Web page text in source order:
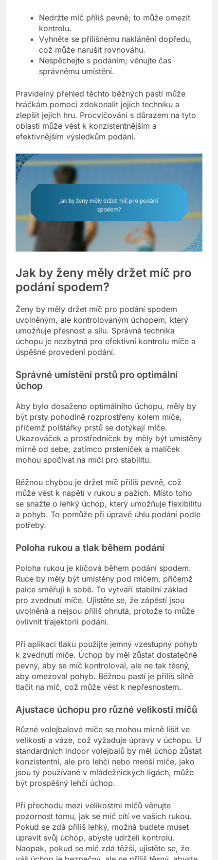
Nedržte míč příliš pevně; to může omezit
kontrolu.
Vyhněte se přílišnému naklánění dopředu,
což může narušit rovnováhu.
Nespěchejte s podáním; věnujte čas
správnému umístění.
Pravidelný přehled těchto běžných pastí může
hráčkám pomoci zdokonalit jejich techniku a
zlepšit jejich hru. Procvičování s důrazem na tyto
oblasti může vést k konzistentnějším a
efektivnějším výsledkům podání.
Jak by ženy měly držet míč pro
podání spodem?
Ženy by měly držet míč pro podání spodem
uvolněným, ale kontrolovaným úchopem, který
umožňuje přesnost a sílu. Správná technika
úchopu je nezbytná pro efektivní kontrolu míče a
úspěšné provedení podání.
Správné umístění prstů pro optimální
úchop
Aby bylo dosaženo optimálního úchopu, měly by
být prsty pohodlně rozprostřeny kolem míče,
přičemž polštářky prstů se dotýkají míče.
Ukazováček a prostředníček by měly být umístěny
mírně od sebe, zatímco prsteníček a malíček
mohou spočívat na míči pro stabilitu.
Běžnou chybou je držet míč příliš pevně, což
může vést k napětí v rukou a pažích. Místo toho
se snažte o lehký úchop, který umožňuje flexibilitu
a pohyb. To pomůže při úpravě úhlu podání podle
potřeby.
Poloha rukou a tlak během podání
Poloha rukou je klíčová během podání spodem.
Ruce by měly být umístěny pod míčem, přičemž
palce směřují k sobě. To vytváří stabilní základ
pro zvednutí míče. Ujistěte se, že zápěstí jsou
uvolněná a nejsou příliš ohnutá, protože to může
ovlivnit trajektorii podání.
Při aplikaci tlaku použijte jemný vzestupný pohyb
k zvednutí míče. Úchop by měl zůstat dostatečně
pevný, aby se míč kontroloval, ale ne tak těsný,
aby omezoval pohyb. Běžnou pastí je příliš silně
tlačit na míč, což může vést k nepřesnostem.
Ajustace úchopu pro různé velikosti míčů
Různé volejbalové míče se mohou mírně lišit ve
velikosti a váze, což vyžaduje úpravy v úchopu. U
standardních indoor volejbalů by měl úchop zůstat
konzistentní, ale pro lehčí nebo menší míče, jako
jsou ty používané v mládežnických ligách, může
být prospěšný lehčí úchop.
Při přechodu mezi velikostmi míčů věnujte
pozornost tomu, jak se míč cítí ve vašich rukou.
Pokud se zdá příliš lehký, možná budete muset
upravit svůj úchop, abyste udrželi kontrolu.
Naopak, pokud se míč zdá těžší, ujistěte se, že